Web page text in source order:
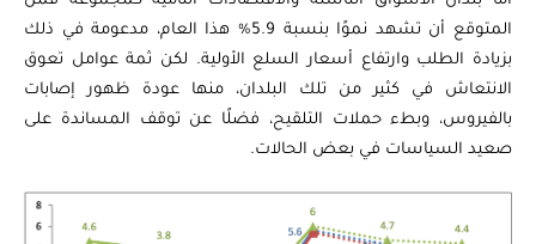
المتوقع أن تشهد نموًا بنسبة 5.9% هذا العام، مدعومة في ذلك
بزيادة الطلب وارتفاع أسعار السلع الأولية. لكن ثمة عوامل تعوق
الانتعاش في كثير من تلك البلدان، منها عودة ظهور إصابات
بالفيروس، وبطء حملات التلقيح، فضلًا عن توقف المساندة على
صعيد السياسات في بعض الحالات.